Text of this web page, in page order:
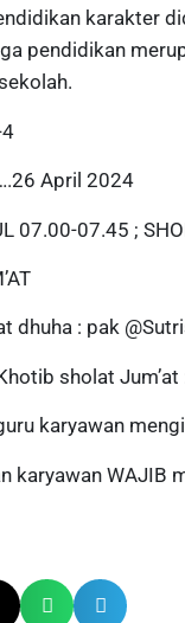
karakter
pendidikan
April 2024
07.00-07.45 ;
dhuha : pak
sholat
karyawan
karyawan WAJIB